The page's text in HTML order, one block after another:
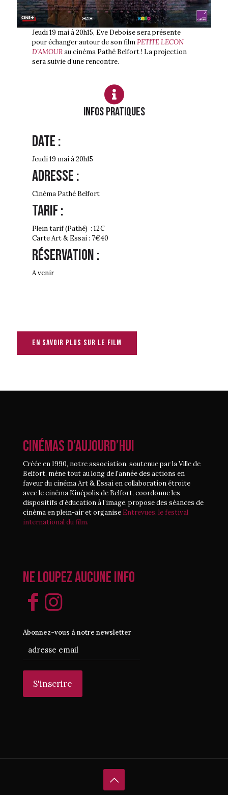
Jeudi 19 mai à 20h15, Eve Deboise sera présente
pour échanger autour de son filmPETITE LECON
D’AMOURau cinéma Pathé Belfort ! La projection
sera suivie d’une rencontre.
Infos PRATIQUES
Date :
Jeudi 19 mai à 20h15
Adresse :
Cinéma Pathé Belfort
Tarif :
Plein tarif (Pathé) : 12€
Carte Art & Essai : 7€40
Réservation :
A venir
En savoir plus sur le film
CINÉMAS D’AUJOURD’HUI
Créée en 1990, notre association, soutenue par la Ville de
Belfort, mène tout au long de l'année des actions en
faveur du cinéma Art & Essai en collaboration étroite
avec le cinéma Kinépolis de Belfort, coordonne les
dispositifs d’éducation à l’image, propose des séances de
cinéma en plein-air et organise Entrevues, le festival
international du film.
Ne loupez aucune info
Abonnez-vous à notre newsletter